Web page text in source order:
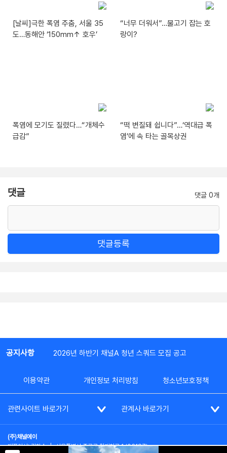
[날씨]극한 폭염 주춤, 서울 35
도…동해안 ‘150mm↑ 호우’
“너무 더워서”…물고기 잡는 호
랑이?
폭염에 모기도 질렸다…“개체수
급감”
“떡 변질돼 쉽니다”…‘역대급 폭
염’에 속 타는 골목상권
댓글 댓글 0개
댓글등록
공지사항 2026년 하반기 채널A 청년 스쿼드 모집 공고
이용약관 개인정보 처리방침 청소년보호정책
관련사이트 바로가기 관계사 바로가기
(주)채널에이
대표이사: 김차수 | 서울특별시 종로구 청계천로 1 (03187)